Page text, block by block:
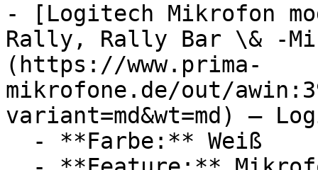
- [Logitech Mikrofon
Rally, Rally Bar \& -
(https://www.prima-
mikrofone.de/out/
variant=md&wt=md) —